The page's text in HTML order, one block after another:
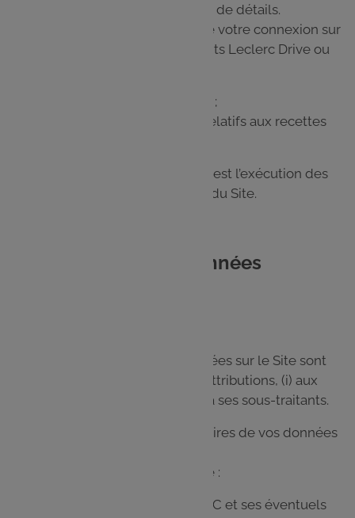
la présente Charte pour plus de détails.
Les traitements engendrés lors de votre connexion sur
le Site par le biais de vos identifiants Leclerc Drive ou
Mettre en favoris des recettes ;
Déposer des avis ou astuces relatifs aux recettes
La base légale de ces traitements est l’exécution des
Conditions générales d'utilisation du Site.
6. Qui a accès à vos données
Les données personnelles collectées sur le Site sont
destinées dans la limite de leurs attributions, (i) aux
services internes du GALEC et (ii) à ses sous-traitants.
Plus spécifiquement, les destinataires de vos données
Lors de votre navigation sur le Site :
Les services internes du GALEC et ses éventuels